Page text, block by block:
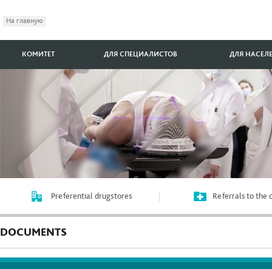
На главную
КОМИТЕТ ДЛЯ СПЕЦИАЛИСТОВ ДЛЯ
Preferential drugstores Referrals to the
DOCUMENTS